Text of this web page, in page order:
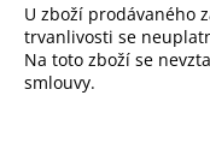
U zboží prodávaného
trvanlivosti se
Na toto zboží se
smlouvy.